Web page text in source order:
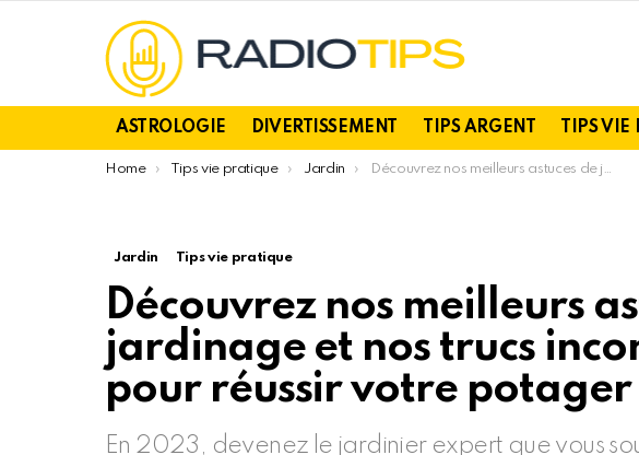
ASTROLOGIE DIVERTISSEMENT TIPS ARGENT TIPS VIE
You are here:
Home Tips vie pratique Jardin Découvrez nos meilleurs astuces de jardinage et nos trucs incontournables pour réussir votre potager cette année.
Jardin Tips vie pratique
Découvrez nos meilleurs
jardinage et nos trucs
pour réussir votre potager
En 2023, devenez le jardinier expert que vous